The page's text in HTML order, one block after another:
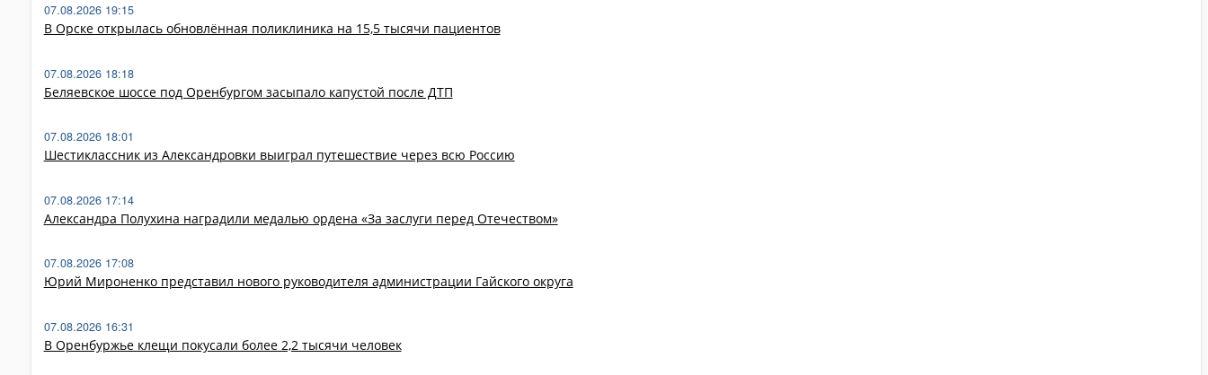
В Орске открылась обновлённая поликлиника на 15,5 тысячи пациентов
07.08.2026 19:15
Беляевское шоссе под Оренбургом засыпало капустой после ДТП
07.08.2026 18:18
Шестиклассник из Александровки выиграл путешествие через всю Россию
07.08.2026 18:01
Александра Полухина наградили медалью ордена «За заслуги перед Отечеством»
07.08.2026 17:14
Юрий Мироненко представил нового руководителя администрации Гайского округа
07.08.2026 17:08
В Оренбуржье клещи покусали более 2,2 тысячи человек
07.08.2026 16:31